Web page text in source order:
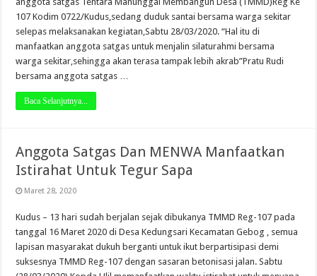
107 Kodim 0722/Kudus,sedang duduk santai bersama warga sekitar
selepas melaksanakan kegiatan,Sabtu 28/03/2020. “Hal itu di
manfaatkan anggota satgas untuk menjalin silaturahmi bersama
warga sekitar,sehingga akan terasa tampak lebih akrab”Pratu Rudi
bersama anggota satgas …
Baca Selanjutnya...
Anggota Satgas Dan MENWA Manfaatkan
Istirahat Untuk Tegur Sapa
Maret 28, 2020
Kudus – 13 hari sudah berjalan sejak dibukanya TMMD Reg-107 pada
tanggal 16 Maret 2020 di Desa Kedungsari Kecamatan Gebog , semua
lapisan masyarakat dukuh berganti untuk ikut berpartisipasi demi
suksesnya TMMD Reg-107 dengan sasaran betonisasi jalan. Sabtu